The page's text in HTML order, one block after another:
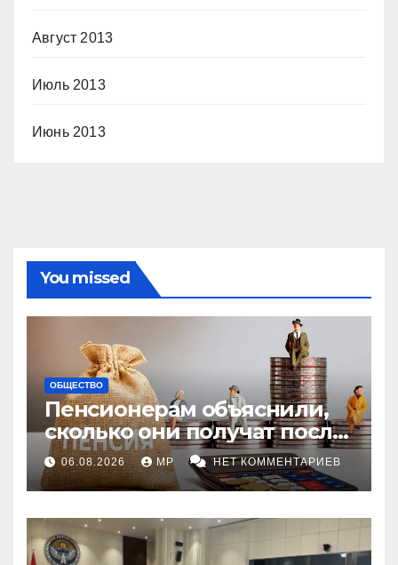
Август 2013
Июль 2013
Июнь 2013
You missed
ОБЩЕСТВО
Пенсионерам объяснили,
сколько они получат после
индексации
06.08.2026 MP НЕТ КОММЕНТАРИЕВ